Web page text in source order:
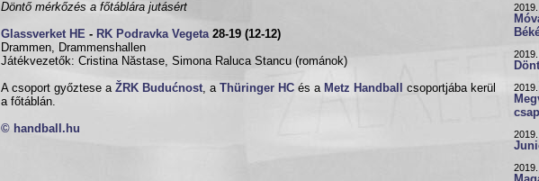
Döntő mérkőzés a főtáblára jutásért
Glassverket HE - RK Podravka Vegeta28-19 (12-12)
Drammen, Drammenshallen
Játékvezetők: Cristina Năstase, Simona Raluca Stancu (románok)
A csoport győztese a ŽRK Budućnost, a Thüringer HC és a Metz Handball
csoportjába kerül
a főtáblán.
© handball.hu